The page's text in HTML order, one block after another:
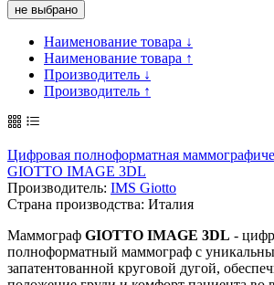
не выбрано
Наименование товара ↓
Наименование товара ↑
Производитель ↓
Производитель ↑
Цифровая полноформатная
GIOTTO IMAGE 3DL
Производитель: IMS Giotto
Страна производства: Италия
Маммограф GIOTTO IMAGE 3DL -
полноформатный маммограф c
запатентованной круговой дугой,